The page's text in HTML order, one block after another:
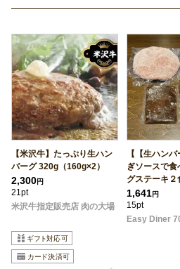
【米沢牛】たっぷり生ハン
バーグ 320g（160g×2）
2,300円
21pt
米沢牛指定販売店 肉の大場
【【生ハン
ぎソースで
グステーキ２
1,641円
15pt
Easy Diner